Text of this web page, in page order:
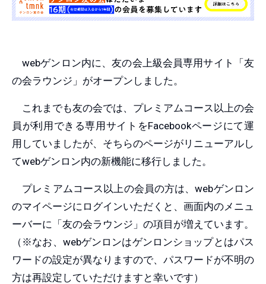
webゲンロン内に、友の会上級会員専用サイト「友
の会ラウンジ」がオープンしました。
これまでも友の会では、プレミアムコース以上の会
員が利用できる専用サイトをFacebookページにて運
用していましたが、そちらのページがリニューアルし
てwebゲンロン内の新機能に移行しました。
プレミアムコース以上の会員の方は、webゲンロン
のマイページにログインいただくと、画面内のメニュ
ーバーに「友の会ラウンジ」の項目が増えています。
（※なお、webゲンロンはゲンロンショップとはパス
ワードの設定が異なりますので、パスワードが不明の
方は再設定していただけますと幸いです）